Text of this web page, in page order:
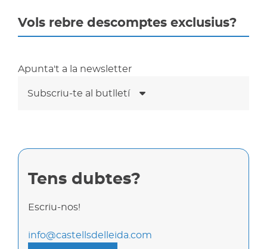
Vols rebre descomptes exclusius?
Apunta't a la newsletter
Subscriu-te al butlletí
Tens dubtes?
Escriu-nos!
info@castellsdelleida.com